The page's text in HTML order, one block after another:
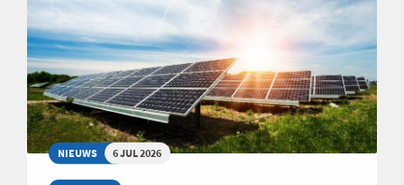
NIEUWS 6 JUL 2026